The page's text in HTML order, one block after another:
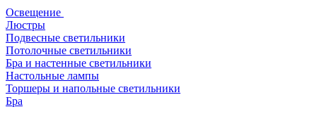
Освещение
Люстры
Подвесные светильники
Потолочные светильники
Бра и настенные светильники
Настольные лампы
Торшеры и напольные светильники
Бра